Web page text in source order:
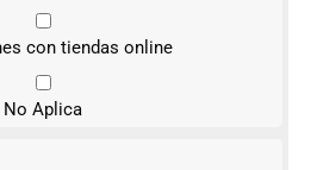
con tiendas online
No Aplica